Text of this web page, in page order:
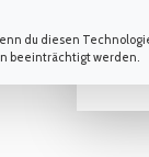
du diesen
beeinträchtigt werden.